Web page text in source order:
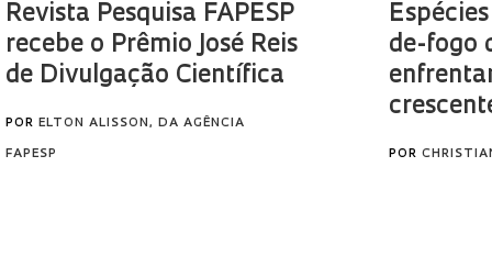
Revista Pesquisa FAPESP
recebe o Prêmio José Reis
de Divulgação Científica
POR ELTON ALISSON, DA AGÊNCIA
FAPESP
de-fogo
POR